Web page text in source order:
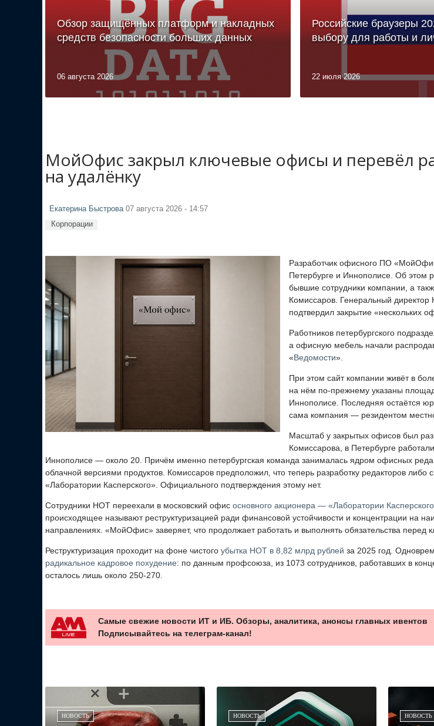
Обзор защищённых платформ и накладных
средств безопасности больших данных
06 августа 2026
Российские браузеры
выбору для работы и
22 июля 2026
МойОфис закрыл ключевые офисы и перевёл
на удалёнку
Екатерина Быстрова 07 августа 2026 - 14:57
Корпорации
Разработчик офисного ПО
Петербурге и Иннополисе. Об этом
бывшие сотрудники компании, а
Комиссаров. Генеральный
подтвердил закрытие «нескольких
Работников петербургского
а офисную мебель начали
«Ведомости».
При этом сайт компании живёт в
на нём по-прежнему указаны
Иннополисе. Последняя остаётся
сама компания — резидентом
Масштаб у закрытых офисов был
Комиссарова, в Петербурге
Иннополисе — около 20. Причём именно петербургская команда занималась ядром офисных
облачной версиями продуктов. Комиссаров предположил, что теперь разработку редакторов либо
«Лаборатории Касперского». Официального подтверждения этому нет.
Сотрудники НОТ переехали в московский офис основного акционера — «Лаборатории
происходящее называют реструктуризацией ради финансовой устойчивости и концентрации на
направлениях. «МойОфис» заверяет, что продолжает работать и выполнять обязательства перед
Реструктуризация проходит на фоне чистого убытка НОТ в 8,82 млрд рублей за 2025 год.
радикальное кадровое похудение: по данным профсоюза, из 1073 сотрудников, работавших в
осталось лишь около 250-270.
Самые свежие новости ИТ и ИБ. Обзоры, аналитика, анонсы главных ивентов
Подписывайтесь на телеграм-канал!
НОВОСТЬ НОВОСТЬ НОВОСТЬ